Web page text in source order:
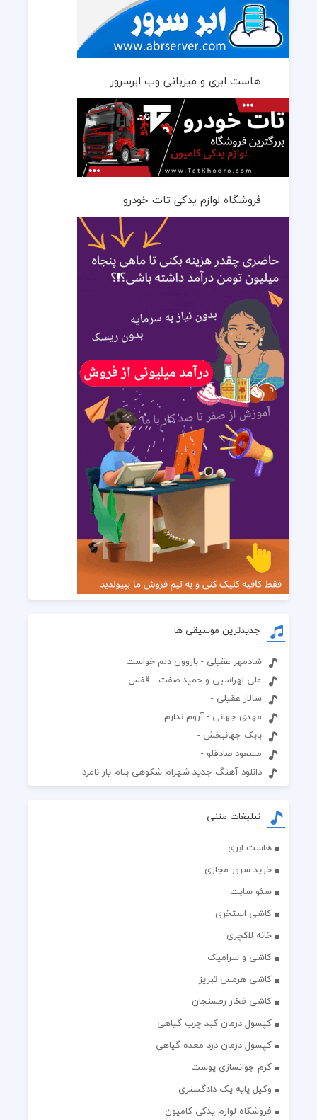
هاست ابری و میزبانی وب ابرسرور
فروشگاه لوازم یدکی تات خودرو
جدیدترین موسیقی ها
شادمهر عقیلی - باروون دلم خواست
علی لهراسبی و حمید صفت - قفس
سالار عقیلی -
مهدی جهانی - آروم ندارم
بابک جهانبخش -
مسعود صادقلو -
دانلود آهنگ جدید شهرام شکوهی بنام یار نامرد
تبلیغات متنی
هاست ابری
خرید سرور مجازی
سئو سایت
کاشی استخری
خانه لاکچری
کاشی و سرامیک
کاشی هرمس تبریز
کاشی فخار رفسنجان
کپسول درمان کبد چرب گیاهی
کپسول درمان درد معده گیاهی
کرم جوانسازی پوست
وکیل پایه یک دادگستری
فروشگاه لوازم یدکی کامیون